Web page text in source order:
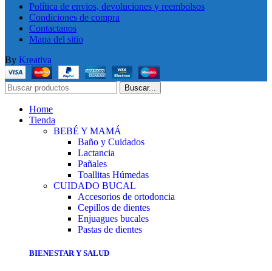
Política de envios, devoluciones y reembolsos
Condiciones de compra
Contactanos
Mapa del sitio
By Kreativa
Buscar...
Home
Tienda
BEBÉ Y MAMÁ
Baño y Cuidados
Lactancia
Pañales
Toallitas Húmedas
CUIDADO BUCAL
Accesorios de ortodoncia
Cepillos de dientes
Enjuagues bucales
Pastas de dientes
BIENESTAR Y SALUD